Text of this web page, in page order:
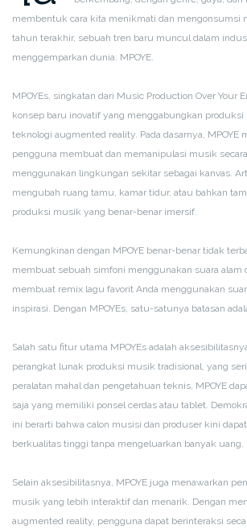
membentuk cara kita menikmati dan mengonsumsi
tahun terakhir, sebuah tren baru muncul dalam
menggemparkan dunia: MPOYE.
MPOYEs, singkatan dari Music Production Over Your
konsep baru inovatif yang menggabungkan
teknologi augmented reality. Pada dasarnya, MPOYE
pengguna membuat dan memanipulasi musik
menggunakan lingkungan sekitar sebagai kanvas.
mengubah ruang tamu, kamar tidur, atau bahkan
produksi musik yang benar-benar imersif.
Kemungkinan dengan MPOYE benar-benar tidak
membuat sebuah simfoni menggunakan suara alam
membuat remix lagu favorit Anda menggunakan
inspirasi. Dengan MPOYEs, satu-satunya batasan
Salah satu fitur utama MPOYEs adalah
perangkat lunak produksi musik tradisional, yang
peralatan mahal dan pengetahuan teknis, MPOYE
saja yang memiliki ponsel cerdas atau tablet.
ini berarti bahwa calon musisi dan produser kini
berkualitas tinggi tanpa mengeluarkan banyak uang.
Selain aksesibilitasnya, MPOYE juga menawarkan
musik yang lebih interaktif dan menarik. Dengan
augmented reality, pengguna dapat berinteraksi